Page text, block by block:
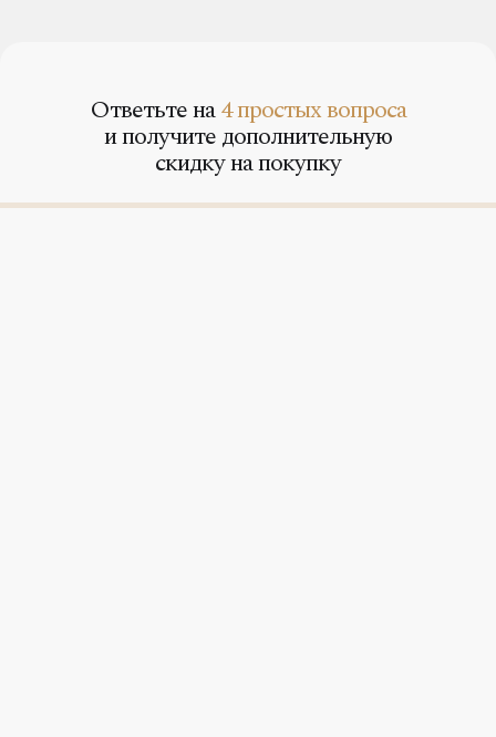
Ответьте на4 простых вопроса
и получите дополнительную
скидку на покупку